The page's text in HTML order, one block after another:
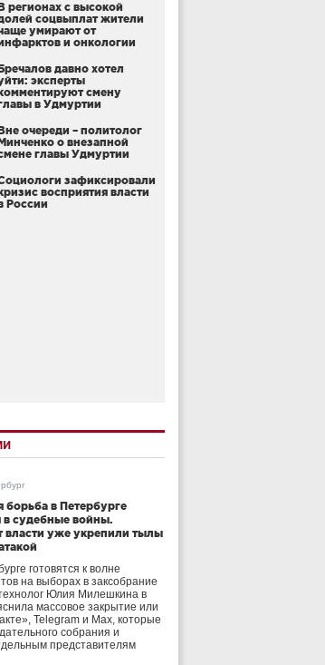
регионах с высокой
соцвыплат жители
умирают от
и онкологии
давно хотел
эксперты
смену
в Удмуртии
очереди – политолог
о внезапной
главы Удмуртии
зафиксировали
восприятия власти
России
борьба в Петербурге
в судебные войны.
власти уже укрепили тылы
готовятся к волне
на выборах в заксобрание
Юлия Милешкина в
массовое закрытие или
Telegram и Max, которые
собрания и
представителям